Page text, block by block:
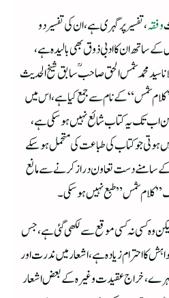
وفقہ، تفسیر پر گہری ہے، ان کی تفسیر دو
ساتھ ا ن کا ادبی ذوق بھی بالیدہ ہے،
محمد شمس الحق صاحب ؒ سابق شیخ الحدیث
شمس“ کے نام سے جمع کیا ہے، اس میں
اب تک یہ کتاب شائع نہیں ہو سکی ہے،
ہوتی جو کتاب کی طباعت کی متحمل ہو سکے
سامنے دست تعاون دراز کرنے سے مانع
”کلام شمس” طبع نہیں ہوسکی۔
وہ کسی نہ کسی موقع سے لکھی گئی ہے، جس
کا احترام زیادہ ہے، اشعار میں ندرت اور
خراج عقیدت وغیرہ کے بعض اشعار